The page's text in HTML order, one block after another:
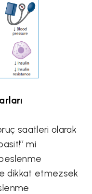
saatleri olarak
mi
dikkat etmezsek